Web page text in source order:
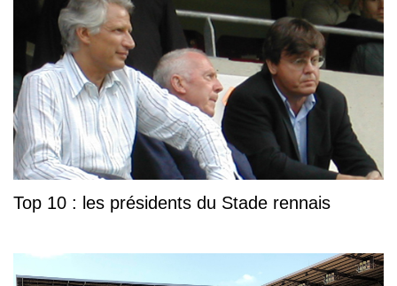
Top 10 : les présidents du Stade rennais